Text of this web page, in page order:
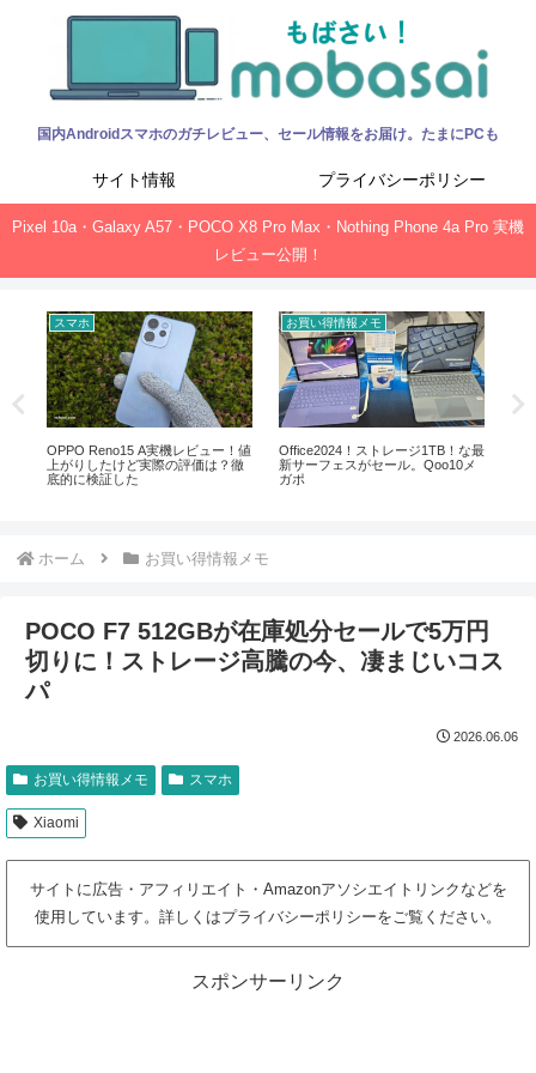
国内Androidスマホのガチレビュー、セール情報をお届け。たまにPCも
サイト情報 プライバシーポリシー
Pixel 10a・Galaxy A57・POCO X8 Pro Max・Nothing Phone 4a Pro 実機
レビュー公開！
スマホ
OPPO Reno15 A実機レビュー！値
上がりしたけど実際の評価は？徹
底的に検証した
お買い得情報メモ
Office2024！ストレージ1TB！な最
新サーフェスがセール。Qoo10メ
ガポ
ホーム お買い得情報メモ
POCO F7 512GBが在庫処分セールで5万円
切りに！ストレージ高騰の今、凄まじいコス
パ
2026.06.06
お買い得情報メモ スマホ
Xiaomi
サイトに広告・アフィリエイト・Amazonアソシエイトリンクなどを
使用しています。詳しくはプライバシーポリシーをご覧ください。
スポンサーリンク